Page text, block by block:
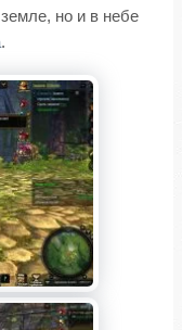
но и в небе
.